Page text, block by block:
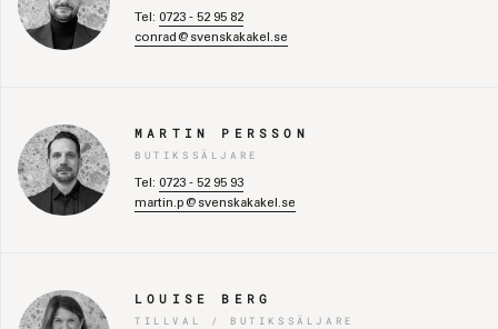
Tel: 0723 - 52 95 82
conrad@svenskakakel.se
MARTIN PERSSON
BUTIKSSÄLJARE
Tel: 0723 - 52 95 93
martin.p@svenskakakel.se
LOUISE BERG
TILLVAL / BUTIKSSÄLJARE